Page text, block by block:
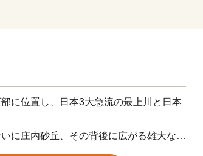
に位置し、日本3大急流の最上川と日本
に庄内砂丘、その背後に広がる雄大な庄